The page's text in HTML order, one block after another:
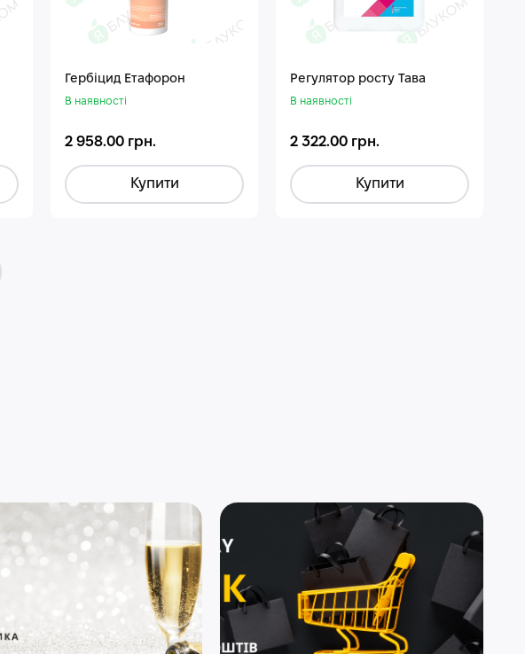
Гербіцид Етафорон
В наявності
2 958.00 грн.
Купити
Регулятор росту Тава
В наявності
2 322.00 грн.
Купити